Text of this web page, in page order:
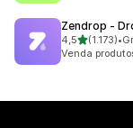
Zendrop ‑
4,5de 5(1.173)
1173 •
Venda